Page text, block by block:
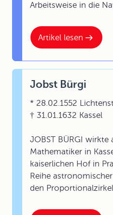
Artikel lesen
Arbeitsweise in die
Jobst Bürgi
* 28.02.1552
† 31.01.1632 Kassel
JOBST BÜRGI
Mathematiker in
kaiserlichen Hof in
Reihe
den